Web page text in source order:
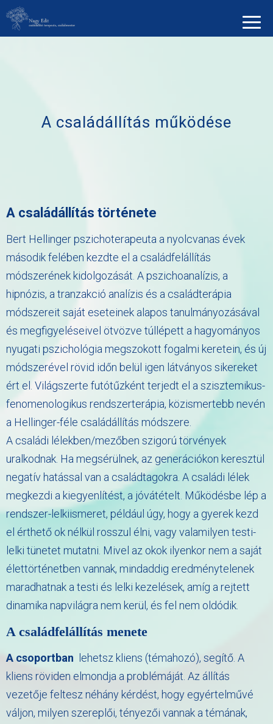
A családállítás működése
A családállítás története
Bert Hellinger pszichoterapeuta a nyolcvanas évek
második felében kezdte el a családfelállítás
módszerének kidolgozását. A pszichoanalízis, a
hipnózis, a tranzakció analízis és a családterápia
módszereit saját eseteinek alapos tanulmányozásával
és megfigyeléseivel ötvözve túllépett a hagyományos
nyugati pszichológia megszokott fogalmi keretein, és új
módszerével rövid időn belül igen látványos sikereket
ért el. Világszerte futótűzként terjedt el a szisztemikus-
fenomenologikus rendszerterápia, közismertebb nevén
a Hellinger-féle családállítás módszere.
A családi lélekben/mezőben szigorú törvények
uralkodnak. Ha megsérülnek, az generációkon keresztül
negatív hatással van a családtagokra. A családi lélek
megkezdi a kiegyenlítést, a jóvátételt. Működésbe lép a
rendszer-lelkiismeret, például úgy, hogy a gyerek kezd
el érthető ok nélkül rosszul élni, vagy valamilyen testi-
lelki tünetet mutatni. Mivel az okok ilyenkor nem a saját
élettörténetben vannak, mindaddig eredménytelenek
maradhatnak a testi és lelki kezelések, amíg a rejtett
dinamika napvilágra nem kerül, és fel nem oldódik.
A családfelállítás menete
A csoportban lehetsz kliens (témahozó), segítő. A
kliens röviden elmondja a problémáját. Az állítás
vezetője feltesz néhány kérdést, hogy egyértelművé
váljon, milyen szereplői, tényezői vannak a témának,